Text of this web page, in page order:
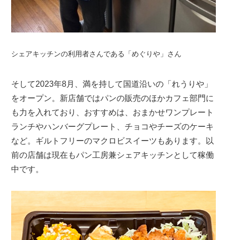
シェアキッチンの利用者さんである「めぐりや」さん
そして2023年8月、満を持して国道沿いの「れうりや」
をオープン。新店舗ではパンの販売のほかカフェ部門に
も力を入れており、おすすめは、おまかせワンプレート
ランチやハンバーグプレート、チョコやチーズのケーキ
など。ギルトフリーのマクロビスイーツもあります。以
前の店舗は現在もパン工房兼シェアキッチンとして稼働
中です。